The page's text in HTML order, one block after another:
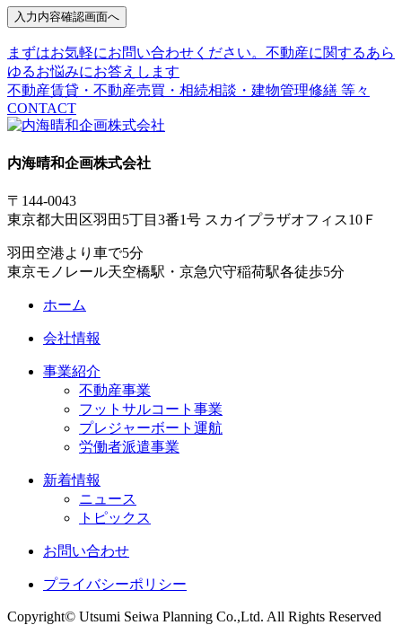
入力内容確認画面へ
まずはお気軽にお問い合わせください。 不動産に関するあら
ゆるお悩みにお答えします
不動産賃貸・不動産売買・相続相談・建物管理修繕 等々
CONTACT
内海晴和企画株式会社
〒 144-0043
東京都大田区羽田5丁目3番1号 スカイプラザオフィス10Ｆ
羽田空港より車で5分
東京モノレール天空橋駅・京急穴守稲荷駅各徒歩5分
ホーム
会社情報
事業紹介
不動産事業
フットサルコート事業
プレジャーボート運航
労働者派遣事業
新着情報
ニュース
トピックス
お問い合わせ
プライバシーポリシー
Copyright© Utsumi Seiwa Planning Co.,Ltd. All Rights Reserved